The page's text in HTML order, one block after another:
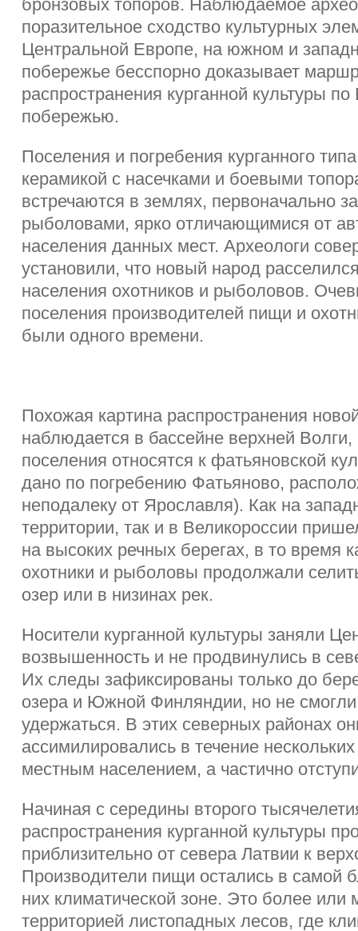
бронзовых топоров. Наблюдаемое
поразительное сходство культурных
Центральной Европе, на южном и
побережье бесспорно доказывает
распространения курганной культуры
побережью.
Поселения и погребения курганного
керамикой с насечками и боевыми
встречаются в землях, первоначально
рыболовами, ярко отличающимися от
населения данных мест. Археологи
установили, что новый народ
населения охотников и рыболовов.
поселения производителей пищи и
были одного времени.
Похожая картина распространения
наблюдается в бассейне верхней Волги,
поселения относятся к фатьяновской
дано по погребению Фатьяново,
неподалеку от Ярославля). Как на
территории, так и в Великороссии
на высоких речных берегах, в то время
охотники и рыболовы продолжали
озер или в низинах рек.
Носители курганной культуры заняли
возвышенность и не продвинулись в
Их следы зафиксированы только до
озера и Южной Финляндии, но не смогли
удержаться. В этих северных районах
ассимилировались в течение
местным населением, а частично
Начиная с середины второго
распространения курганной культуры
приблизительно от севера Латвии к
Производители пищи остались в самой
них климатической зоне. Это более или
территорией листопадных лесов, где